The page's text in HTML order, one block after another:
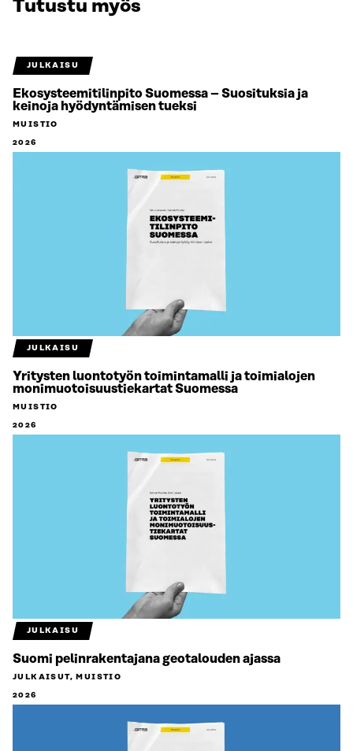
Tutustu myös
JULKAISU
Ekosysteemitilinpito Suomessa – Suosituksia ja
keinoja hyödyntämisen tueksi
MUISTIO
2026
JULKAISU
Yritysten luontotyön toimintamalli ja toimialojen
monimuotoisuustiekartat Suomessa
MUISTIO
2026
JULKAISU
Suomi pelinrakentajana geotalouden ajassa
JULKAISUT, MUISTIO
2026